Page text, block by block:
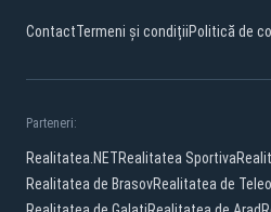
ContactTermeni și condițiiPolitică de
Parteneri:
Realitatea.NETRealitatea Sportiva
Realitatea de BrasovRealitatea de